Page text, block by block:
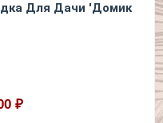
Для Дачи 'Домик
₽